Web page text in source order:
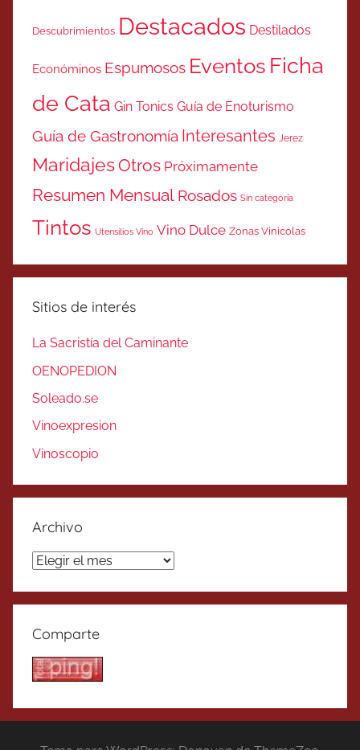
Descubrimientos Destacados Destilados
Económinos Espumosos Eventos Ficha
de Cata Gin Tonics Guía de Enoturismo
Guía de Gastronomía Interesantes Jerez
MaridajesOtros Próximamente
Resumen Mensual Rosados Sin categoría
Tintos Utensilios Vino Vino Dulce Zonas Vinicolas
Sitios de interés
La Sacristía del Caminante
OENOPEDION
Soleado.se
Vinoexpresion
Vinoscopio
Archivo
Archivo
Comparte